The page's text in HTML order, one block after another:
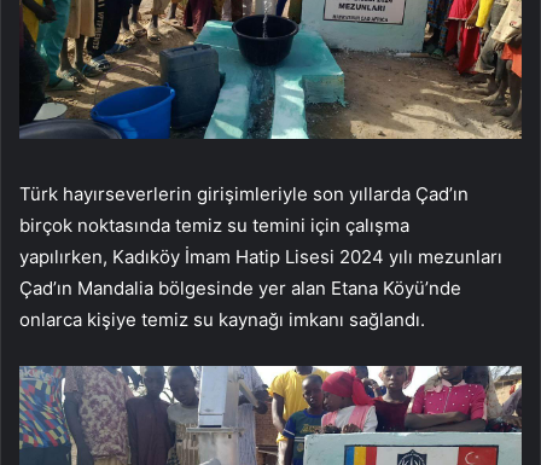
Türk hayırseverlerin girişimleriyle son yıllarda Çad’ın
birçok noktasında temiz su temini için çalışma
yapılırken, Kadıköy İmam Hatip Lisesi 2024 yılı mezunları
Çad’ın Mandalia bölgesinde yer alan Etana Köyü’nde
onlarca kişiye temiz su kaynağı imkanı sağlandı.